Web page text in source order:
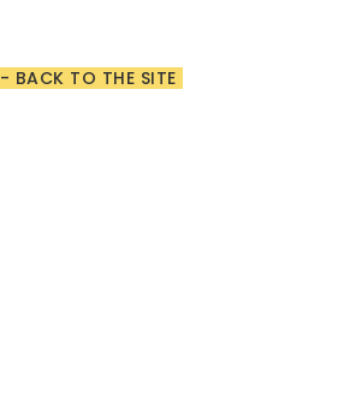
- BACK TO THE SITE